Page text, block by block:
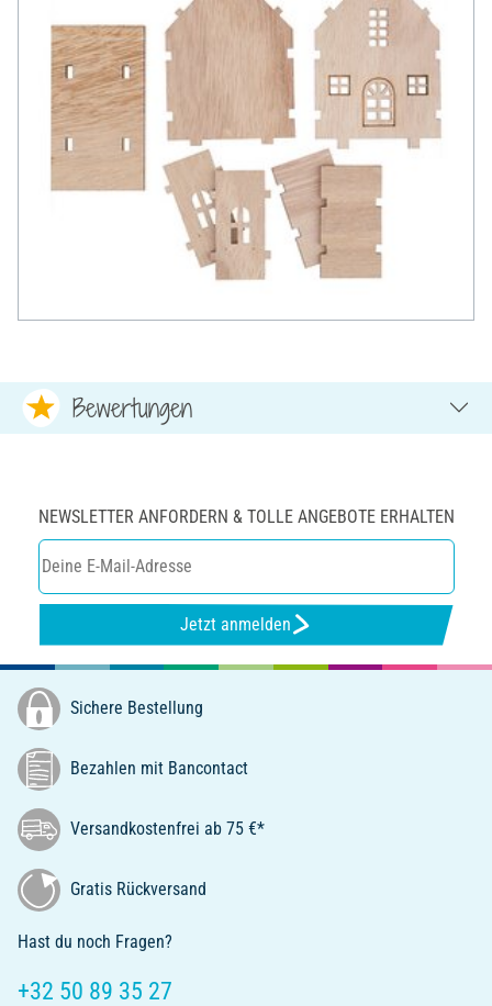
Bewertungen
NEWSLETTER ANFORDERN & TOLLE ANGEBOTE ERHALTEN
Jetzt anmelden
Sichere Bestellung
Bezahlen mit Bancontact
Versandkostenfrei ab 75 €*
Gratis Rückversand
Hast du noch Fragen?
+32 50 89 35 27